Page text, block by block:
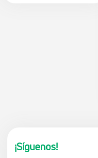
¡Síguenos!